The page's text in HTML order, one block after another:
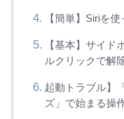
【簡単】Siriを
【基本】サイド
ルクリックで解
起動トラブル】
ズ」で始まる操